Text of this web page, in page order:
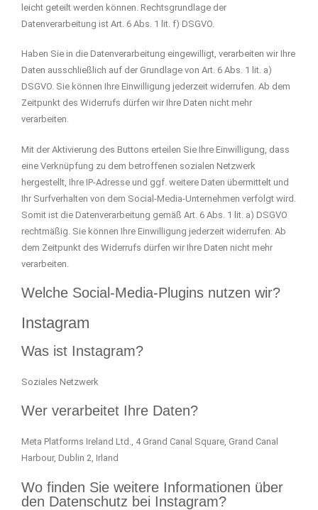
leicht geteilt werden können. Rechtsgrundlage der
Datenverarbeitung ist Art. 6 Abs. 1 lit. f) DSGVO.
Haben Sie in die Datenverarbeitung eingewilligt, verarbeiten wir Ihre
Daten ausschließlich auf der Grundlage von Art. 6 Abs. 1 lit. a)
DSGVO. Sie können Ihre Einwilligung jederzeit widerrufen. Ab dem
Zeitpunkt des Widerrufs dürfen wir Ihre Daten nicht mehr
verarbeiten.
Mit der Aktivierung des Buttons erteilen Sie Ihre Einwilligung, dass
eine Verknüpfung zu dem betroffenen sozialen Netzwerk
hergestellt, Ihre IP-Adresse und ggf. weitere Daten übermittelt und
Ihr Surfverhalten von dem Social-Media-Unternehmen verfolgt wird.
Somit ist die Datenverarbeitung gemäß Art. 6 Abs. 1 lit. a) DSGVO
rechtmäßig. Sie können Ihre Einwilligung jederzeit widerrufen. Ab
dem Zeitpunkt des Widerrufs dürfen wir Ihre Daten nicht mehr
verarbeiten.
Welche Social-Media-Plugins nutzen wir?
Instagram
Was ist Instagram?
Soziales Netzwerk
Wer verarbeitet Ihre Daten?
Meta Platforms Ireland Ltd., 4 Grand Canal Square, Grand Canal
Harbour, Dublin 2, Irland
Wo finden Sie weitere Informationen über
den Datenschutz bei Instagram?